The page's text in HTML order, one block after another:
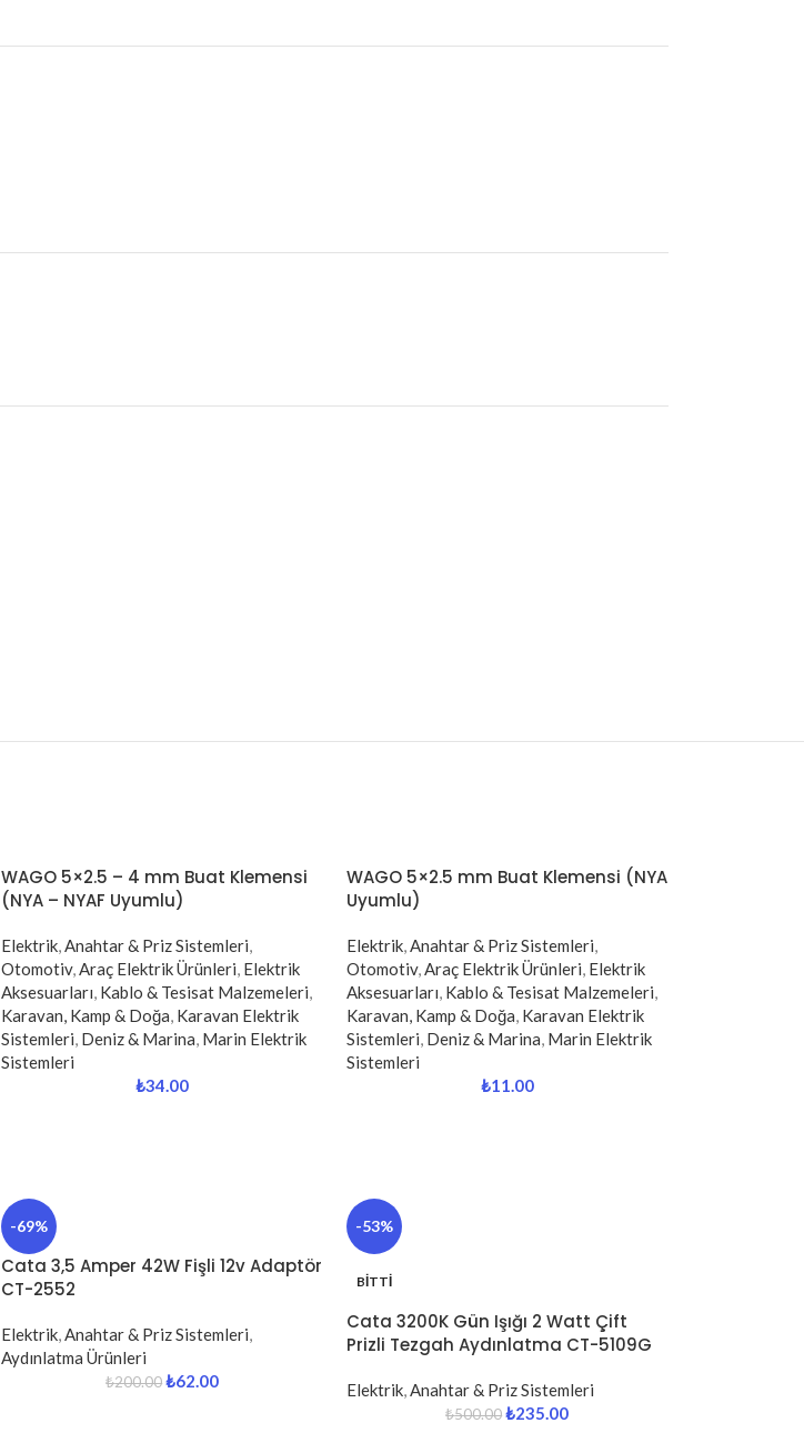
WAGO 5×2.5 – 4 mm Buat Klemensi
(NYA – NYAF Uyumlu)
Elektrik,Anahtar & Priz Sistemleri,
Otomotiv,Araç Elektrik Ürünleri, Elektrik
Aksesuarları, Kablo & Tesisat Malzemeleri,
Karavan, Kamp & Doğa, Karavan Elektrik
Sistemleri, Deniz & Marina, Marin Elektrik
Sistemleri
₺34.00
WAGO 5×2.5 mm Buat Klemensi (NYA
Uyumlu)
Elektrik,Anahtar & Priz Sistemleri,
Otomotiv,Araç Elektrik Ürünleri, Elektrik
Aksesuarları, Kablo & Tesisat Malzemeleri,
Karavan, Kamp & Doğa, Karavan Elektrik
Sistemleri, Deniz & Marina, Marin Elektrik
Sistemleri
₺11.00
-69%
Cata 3,5 Amper 42W Fişli 12v Adaptör
CT-2552
Elektrik,Anahtar & Priz Sistemleri,
Aydınlatma Ürünleri
₺200.00 ₺62.00
-53%
BITTI
Cata 3200K Gün Işığı 2 Watt Çift
Prizli Tezgah Aydınlatma CT-5109G
Elektrik,Anahtar & Priz Sistemleri
₺500.00 ₺235.00